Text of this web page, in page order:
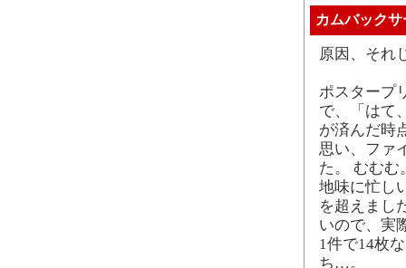
カムバック
原因、それ
ポスタープ
で、「はて
が済んだ時
思い、ファ
た。 むむむ
地味に忙し
を超えまし
いので、実
1件で14枚
ち…。